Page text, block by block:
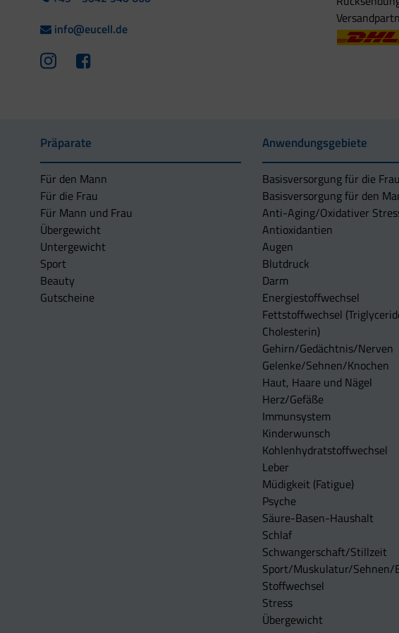
info@eucell.de
Präparate
Für den Mann
Für die Frau
Für Mann und Frau
Übergewicht
Untergewicht
Sport
Beauty
Gutscheine
Anwendungsgebiete
Basisversorgung für die Frau
Basisversorgung für den
Anti-Aging/Oxidativer
Antioxidantien
Augen
Blutdruck
Darm
Energiestoffwechsel
Fettstoffwechsel
Cholesterin)
Gehirn/Gedächtnis/Nerven
Gelenke/Sehnen/Knochen
Haut, Haare und Nägel
Herz/Gefäße
Immunsystem
Kinderwunsch
Kohlenhydratstoffwechsel
Leber
Müdigkeit (Fatigue)
Psyche
Säure-Basen-Haushalt
Schlaf
Schwangerschaft/Stillzeit
Sport/Muskulatur/Sehnen/
Stoffwechsel
Stress
Übergewicht